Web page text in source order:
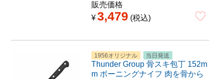
販売価格
¥3,479 税込
1956オリジナル 当日発送
Thunder Group 骨スキ包丁 152m
m ボーニングナイフ 肉を骨から